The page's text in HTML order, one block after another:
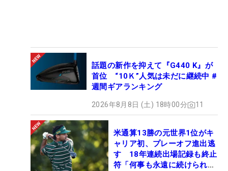
話題の新作を抑えて『G440 K』が
首位 “10Ｋ”人気は未だに継続中 #
週間ギアランキング
2026年8月8日 (土) 18時00分 11
米通算13勝の元世界1位がキ
ャリア初、プレーオフ進出逃
す 18年連続出場記録も終止
符「何事も永遠に続けられな